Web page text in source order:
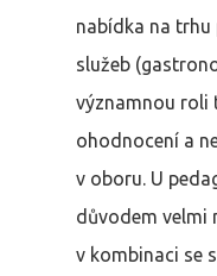
nabídka na trhu
služeb
významnou roli
ohodnocení a
v oboru. U
důvodem velmi
v kombinaci se